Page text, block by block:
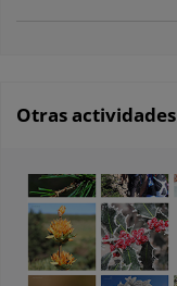
Otras actividades